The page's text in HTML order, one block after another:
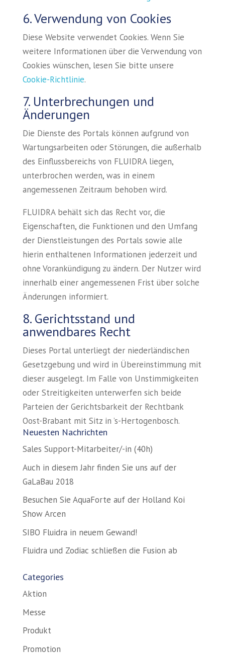
6. Verwendung von Cookies
Diese Website verwendet Cookies. Wenn Sie
weitere Informationen über die Verwendung von
Cookies wünschen, lesen Sie bitte unsere
Cookie-Richtlinie.
7. Unterbrechungen und
Änderungen
Die Dienste des Portals können aufgrund von
Wartungsarbeiten oder Störungen, die außerhalb
des Einflussbereichs von FLUIDRA liegen,
unterbrochen werden, was in einem
angemessenen Zeitraum behoben wird.
FLUIDRA behält sich das Recht vor, die
Eigenschaften, die Funktionen und den Umfang
der Dienstleistungen des Portals sowie alle
hierin enthaltenen Informationen jederzeit und
ohne Vorankündigung zu ändern. Der Nutzer wird
innerhalb einer angemessenen Frist über solche
Änderungen informiert.
8. Gerichtsstand und
anwendbares Recht
Dieses Portal unterliegt der niederländischen
Gesetzgebung und wird in Übereinstimmung mit
dieser ausgelegt. Im Falle von Unstimmigkeiten
oder Streitigkeiten unterwerfen sich beide
Parteien der Gerichtsbarkeit der Rechtbank
Oost-Brabant mit Sitz in ’s-Hertogenbosch.
Neuesten Nachrichten
Sales Support-Mitarbeiter/-in (40h)
Auch in diesem Jahr finden Sie uns auf der
GaLaBau 2018
Besuchen Sie AquaForte auf der Holland Koi
Show Arcen
SIBO Fluidra in neuem Gewand!
Fluidra und Zodiac schließen die Fusion ab
Categories
Aktion
Messe
Produkt
Promotion